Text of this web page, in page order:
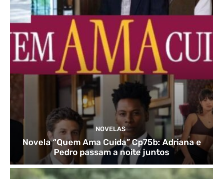
NOVELAS
Novela “Quem Ama Cuida” Cp75b: Adriana e
Pedro passam a noite juntos